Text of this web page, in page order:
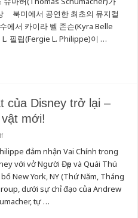
수
가
새
로
운
벨
과
수
만
나
보
요!
북미에서 공연한 최초의 뮤지컬
에서 카이라 벨 존슨(Kyra Belle
필립(Fergie L. Philippe)이 …
của Disney trở lại –
mới!
on
đẹp
và
Quái
vật
của
trở
lại
–
đảm nhận Vai Chính trong
với vở Người Đẹp và Quái Thú
New York, NY (Thứ Năm, Tháng
dưới sự chỉ đạo của Andrew
tự …